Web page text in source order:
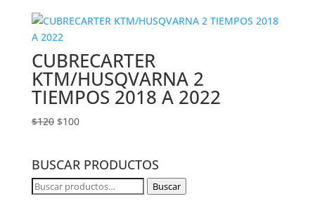
CUBRECARTER
KTM/HUSQVARNA 2
TIEMPOS 2018 A 2022
$120 El
era:
$120.
$100El
es:
$100.
BUSCAR PRODUCTOS
Buscar
Buscar